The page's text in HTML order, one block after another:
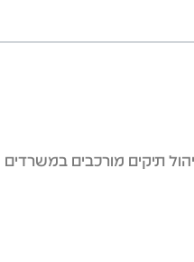
תיקים מורכבים במשרדים